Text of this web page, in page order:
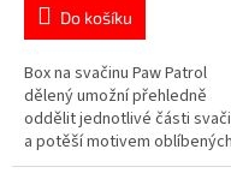
4,9
5
hvězdiček.
Do košíku
Box na svačinu Paw Patrol
dělený umožní přehledně
oddělit jednotlivé části
a potěší motivem oblíbených
hrdinů. ✓ 3 samostatné